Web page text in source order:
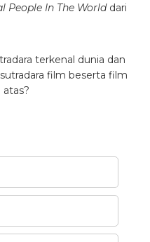
People In The World dari
terkenal dunia dan
film beserta film